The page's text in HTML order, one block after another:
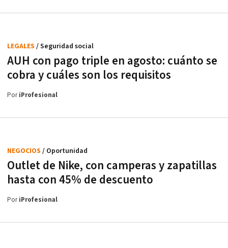
AUH con pago triple en agosto: cuánto se
cobra y cuáles son los requisitos
LEGALES / Seguridad social
PoriProfesional
Outlet de Nike, con camperas y zapatillas
hasta con 45% de descuento
NEGOCIOS / Oportunidad
PoriProfesional